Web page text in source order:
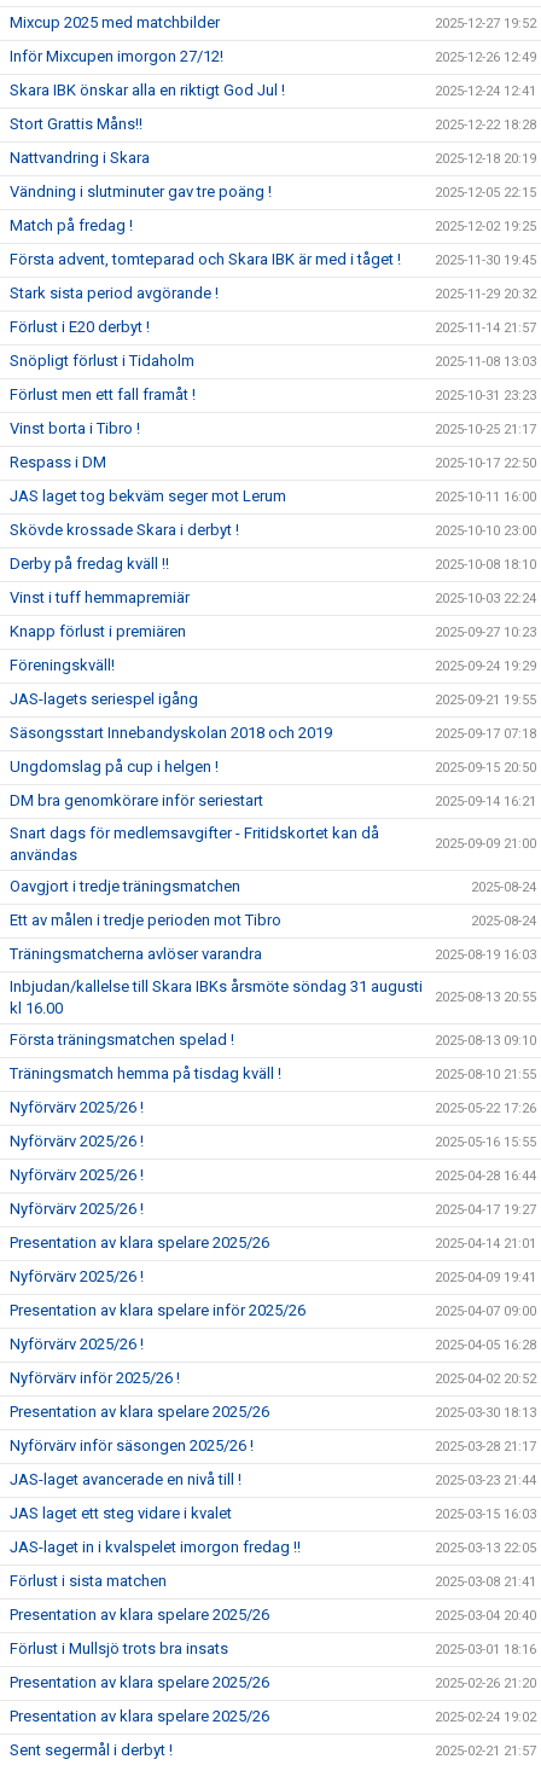
Mixcup 2025 med matchbilder 2025-12-27 19:52
Inför Mixcupen imorgon 27/12! 2025-12-26 12:49
Skara IBK önskar alla en riktigt God Jul ! 2025-12-24 12:41
Stort Grattis Måns!! 2025-12-22 18:28
Nattvandring i Skara 2025-12-18 20:19
Vändning i slutminuter gav tre poäng ! 2025-12-05 22:15
Match på fredag ! 2025-12-02 19:25
Första advent, tomteparad och Skara IBK är med i tåget ! 2025-11-30 19:45
Stark sista period avgörande ! 2025-11-29 20:32
Förlust i E20 derbyt ! 2025-11-14 21:57
Snöpligt förlust i Tidaholm 2025-11-08 13:03
Förlust men ett fall framåt ! 2025-10-31 23:23
Vinst borta i Tibro ! 2025-10-25 21:17
Respass i DM 2025-10-17 22:50
JAS laget tog bekväm seger mot Lerum 2025-10-11 16:00
Skövde krossade Skara i derbyt ! 2025-10-10 23:00
Derby på fredag kväll !! 2025-10-08 18:10
Vinst i tuff hemmapremiär 2025-10-03 22:24
Knapp förlust i premiären 2025-09-27 10:23
Föreningskväll! 2025-09-24 19:29
JAS-lagets seriespel igång 2025-09-21 19:55
Säsongsstart Innebandyskolan 2018 och 2019 2025-09-17 07:18
Ungdomslag på cup i helgen ! 2025-09-15 20:50
DM bra genomkörare inför seriestart 2025-09-14 16:21
Snart dags för medlemsavgifter - Fritidskortet kan då
användas
2025-09-09 21:00
Oavgjort i tredje träningsmatchen 2025-08-24
Ett av målen i tredje perioden mot Tibro 2025-08-24
Träningsmatcherna avlöser varandra 2025-08-19 16:03
Inbjudan/kallelse till Skara IBKs årsmöte söndag 31 augusti
kl 16.00
2025-08-13 20:55
Första träningsmatchen spelad ! 2025-08-13 09:10
Träningsmatch hemma på tisdag kväll ! 2025-08-10 21:55
Nyförvärv 2025/26 ! 2025-05-22 17:26
Nyförvärv 2025/26 ! 2025-05-16 15:55
Nyförvärv 2025/26 ! 2025-04-28 16:44
Nyförvärv 2025/26 ! 2025-04-17 19:27
Presentation av klara spelare 2025/26 2025-04-14 21:01
Nyförvärv 2025/26 ! 2025-04-09 19:41
Presentation av klara spelare inför 2025/26 2025-04-07 09:00
Nyförvärv 2025/26 ! 2025-04-05 16:28
Nyförvärv inför 2025/26 ! 2025-04-02 20:52
Presentation av klara spelare 2025/26 2025-03-30 18:13
Nyförvärv inför säsongen 2025/26 ! 2025-03-28 21:17
JAS-laget avancerade en nivå till ! 2025-03-23 21:44
JAS laget ett steg vidare i kvalet 2025-03-15 16:03
JAS-laget in i kvalspelet imorgon fredag !! 2025-03-13 22:05
Förlust i sista matchen 2025-03-08 21:41
Presentation av klara spelare 2025/26 2025-03-04 20:40
Förlust i Mullsjö trots bra insats 2025-03-01 18:16
Presentation av klara spelare 2025/26 2025-02-26 21:20
Presentation av klara spelare 2025/26 2025-02-24 19:02
Sent segermål i derbyt ! 2025-02-21 21:57